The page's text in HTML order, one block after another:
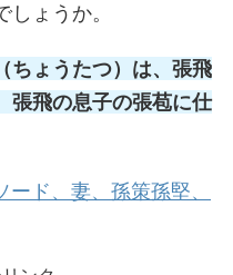
ょうか。
ちょうたつ）は、張飛
張飛の息子の張苞に仕
ド、妻、孫策孫堅、